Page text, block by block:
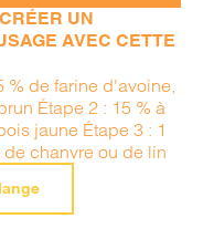
UN
AVEC CETTE
% de farine d'avoine,
Étape 2 : 15 % à
jaune Étape 3 : 1
chanvre ou de lin